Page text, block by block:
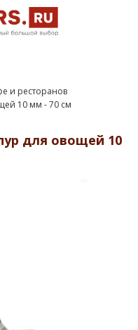
и ресторанов
10 мм - 70 см
для овощей 10